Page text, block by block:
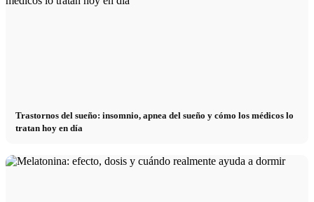
Trastornos del sueño: insomnio, apnea del sueño y cómo los médicos lo
tratan hoy en día